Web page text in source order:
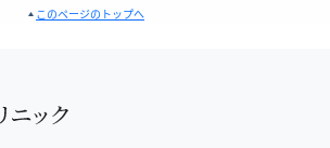
このページのトップへ